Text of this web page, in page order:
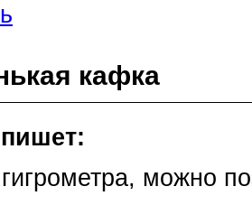
кафка
можно